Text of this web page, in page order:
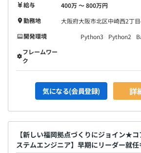
給与
400万 〜 800万円
勤務地
大阪府大阪市北区中崎西2丁
開発環境
Python3 Python2
フレームワー
ク
気になる(会員登録) 詳
【新しい福岡拠点づくりにジョイン★
ステムエンジニア】早期にリーダー就